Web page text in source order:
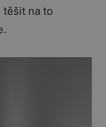
těšit na to